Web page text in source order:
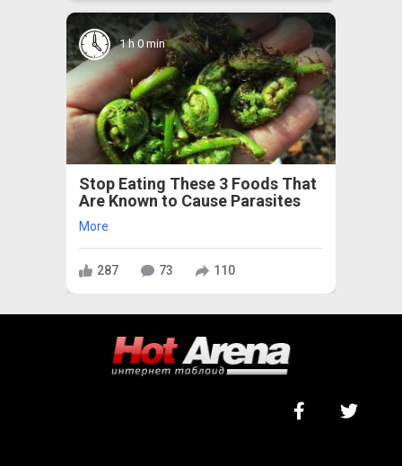
1 h 0 min
Stop Eating These 3 Foods That
Are Known to Cause Parasites
More
287 73 110